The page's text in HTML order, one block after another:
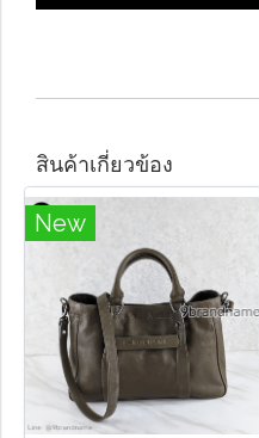
สินค้าเกี่ยวข้อง
New